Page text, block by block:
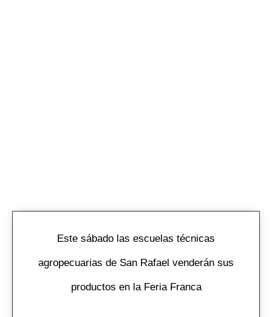
Este sábado las escuelas técnicas
agropecuarias de San Rafael venderán sus
productos en la Feria Franca